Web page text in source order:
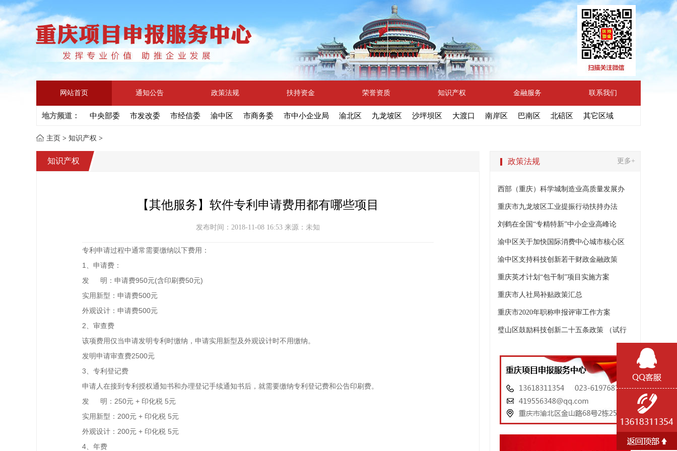
网站首页 通知公告 政策法规 扶持资金 荣誉资质 知识产权 金融服务 联系我们
地方频道： 中央部委 市发改委 市经信委 渝中区 市商务委 市中小企业局 渝北区 九龙坡区 沙坪坝区 大渡口 南岸区 巴南区 北碚区 其它区域
主页 > 知识产权 >
知识产权
【其他服务】软件专利申请费用都有哪些项目
发布时间：2018-11-08 16:53 来源：未知
专利申请过程中通常需要缴纳以下费用：
1、申请费：
发 明：申请费950元(含印刷费50元)
实用新型：申请费500元
外观设计：申请费500元
2、审查费
该项费用仅当申请发明专利时缴纳，申请实用新型及外观设计时不用缴纳。
发明申请审查费2500元
3、专利登记费
申请人在接到专利授权通知书和办理登记手续通知书后，就需要缴纳专利登记费和公告印刷费。
发 明：250元 + 印化税 5元
实用新型：200元 + 印化税 5元
外观设计：200元 + 印化税 5元
4、年费
政策法规 更多+
西部（重庆）科学城制造业高质量发展办
重庆市九龙坡区工业提振行动扶持办法
刘鹤在全国“专精特新”中小企业高峰论
渝中区关于加快国际消费中心城市核心区
渝中区支持科技创新若干财政金融政策
重庆英才计划“包干制”项目实施方案
重庆市人社局补贴政策汇总
重庆市2020年职称申报评审工作方案
璧山区鼓励科技创新二十五条政策 （试行